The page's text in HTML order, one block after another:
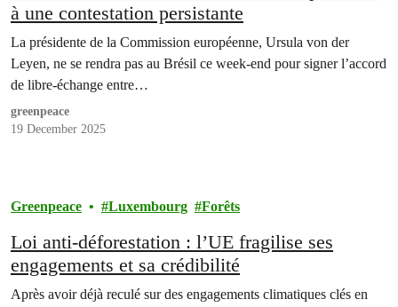
à une contestation persistante
La présidente de la Commission européenne, Ursula von der
Leyen, ne se rendra pas au Brésil ce week-end pour signer l’accord
de libre-échange entre…
greenpeace
19 December 2025
Greenpeace Luxembourg Forêts
Loi anti-déforestation : l’UE fragilise ses
engagements et sa crédibilité
Après avoir déjà reculé sur des engagements climatiques clés en